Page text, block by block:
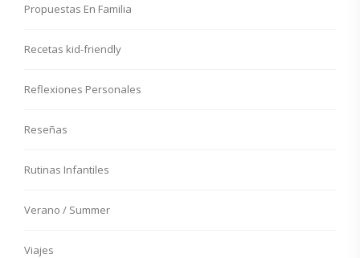
Propuestas En Familia
Recetas kid-friendly
Reflexiones Personales
Reseñas
Rutinas Infantiles
Verano / Summer
Viajes